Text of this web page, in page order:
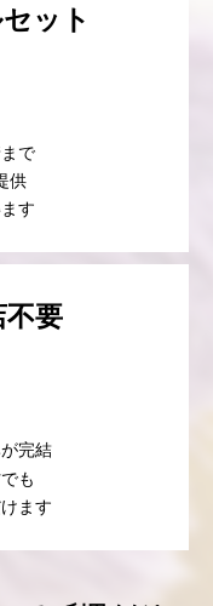
ット
で
供
す
不要
完結
も
ます